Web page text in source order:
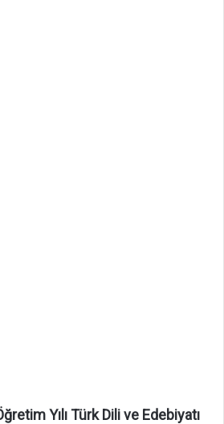
Yılı Türk Dili ve Edebiyatı